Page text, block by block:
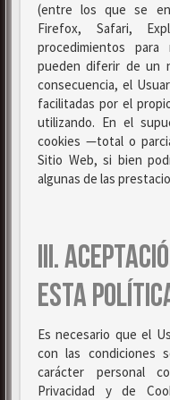
(entre los que se
Firefox, Safari,
procedimientos
pueden diferir de un
consecuencia, el
facilitadas por el
utilizando. En el
cookies —total o
Sitio Web, si bien
algunas de las
III.
ESTA
Es necesario que el
con las condiciones
carácter personal
Privacidad y de